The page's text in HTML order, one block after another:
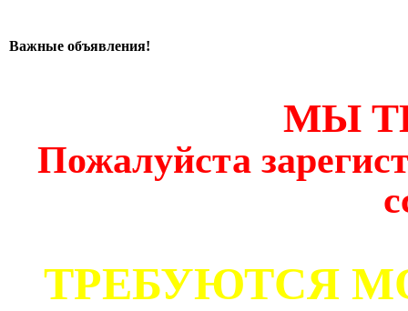
Важные объявления!
МЫ
Пожалуйста
ТРЕБУЮТСЯ